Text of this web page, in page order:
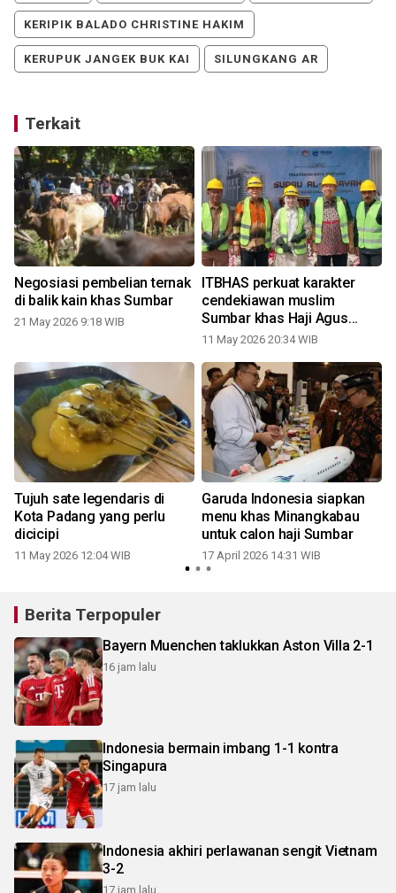
KERIPIK BALADO CHRISTINE HAKIM
KERUPUK JANGEK BUK KAI SILUNGKANG AR
Terkait
Negosiasi pembelian ternak
di balik kain khas Sumbar
21 May 2026 9:18 WIB
ITBHAS perkuat karakter
cendekiawan muslim
Sumbar khas Haji Agus
Salim
11 May 2026 20:34 WIB
Tujuh sate legendaris di
Kota Padang yang perlu
dicicipi
11 May 2026 12:04 WIB
Garuda Indonesia siapkan
menu khas Minangkabau
untuk calon haji Sumbar
17 April 2026 14:31 WIB
Berita Terpopuler
Bayern Muenchen taklukkan Aston Villa 2-1
16 jam lalu
Indonesia bermain imbang 1-1 kontra
Singapura
17 jam lalu
Indonesia akhiri perlawanan sengit Vietnam
3-2
17 jam lalu